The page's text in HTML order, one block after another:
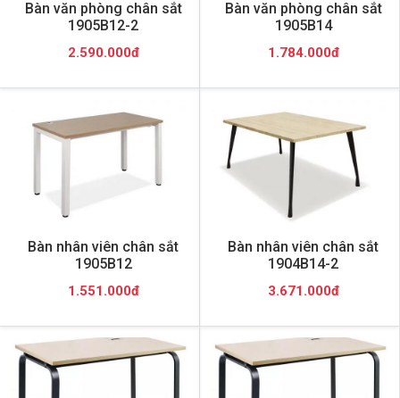
Bàn văn phòng chân sắt
1905B12-2
2.590.000đ
Bàn văn phòng chân sắt
1905B14
1.784.000đ
Bàn nhân viên chân sắt
1905B12
1.551.000đ
Bàn nhân viên chân sắt
1904B14-2
3.671.000đ